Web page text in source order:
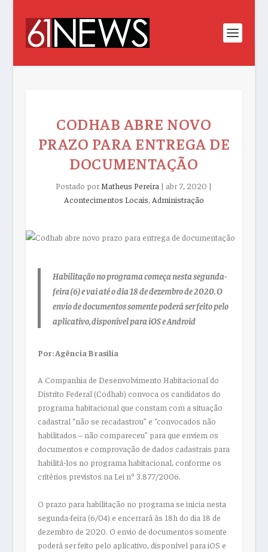
CODHAB ABRE NOVO
PRAZO PARA ENTREGA DE
DOCUMENTAÇÃO
Postado por Matheus Pereira | abr 7, 2020 |
Acontecimentos Locais, Administração
Habilitação no programa começa nesta segunda-
feira (6) e vai até o dia ‪18 de dezembro de 2020‬. O
envio de documentos somente poderá ser feito pelo
aplicativo, disponível para iOS e Android
Por: Agência Brasília
A Companhia de Desenvolvimento Habitacional do
Distrito Federal (Codhab) convoca os candidatos do
programa habitacional que constam com a situação
cadastral “não se recadastrou” e “convocados não
habilitados – não compareceu” para que enviem os
documentos e comprovação de dados cadastrais para
habilitá-los no programa habitacional, conforme os
critérios previstos na Lei nº 3.877/2006.
O prazo para habilitação no programa se inicia nesta
segunda-feira (6/04) e encerrará ‪às 18h‬ do dia ‪18 de
dezembro de 2020‬. O envio de documentos somente
poderá ser feito pelo aplicativo, disponível para iOS e